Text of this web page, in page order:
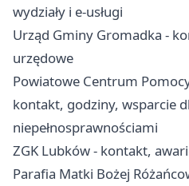
wydziały i e-usługi
Urząd Gminy Gromadka -
urzędowe
Powiatowe Centrum
kontakt, godziny, wsparcie
niepełnosprawnościami
ZGK Lubków - kontakt,
Parafia Matki Bożej